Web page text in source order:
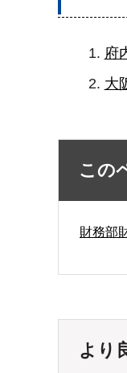
府
大
この
財務部
より